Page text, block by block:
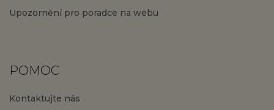
Upozornění pro poradce na webu
POMOC
Kontaktujte nás